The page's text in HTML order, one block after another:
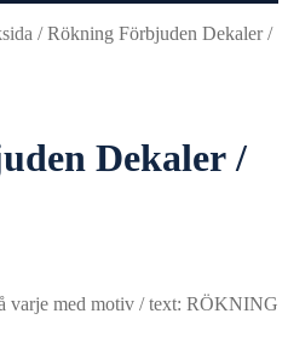
/Rökning Förbjuden Dekaler /
Dekaler /
varje med motiv / text: RÖKNING